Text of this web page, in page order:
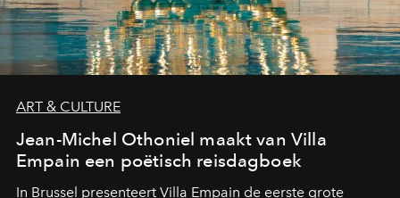
ART & CULTURE
Jean-Michel Othoniel maakt van Villa
Empain een poëtisch reisdagboek
In Brussel presenteert Villa Empain de eerste grote